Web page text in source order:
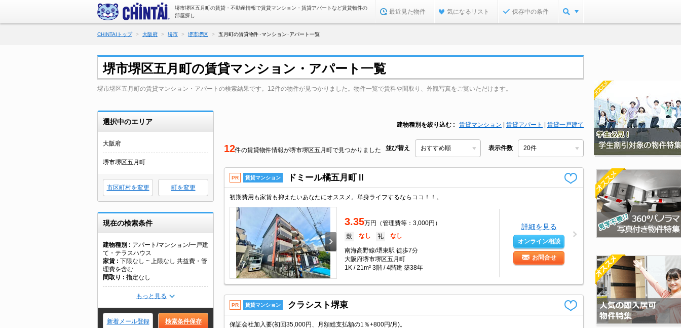
堺市堺区五月町の賃貸・不動産情報で賃貸マンション・賃貸アパートなど賃貸物件の
部屋探し
最近見た物件 気になるリスト 保存中の条件
CHINTAIトップ 大阪府 堺市 堺市堺区 五月町の賃貸物件･マンション･アパート一覧
堺市堺区五月町の賃貸マンション・アパート一覧
堺市堺区五月町の賃貸マンション・アパートの検索結果です。12件の物件が見つかりました。物件一覧で賃料や間取り、外観写真をご覧いただけます。
選択中のエリア
大阪府
堺市堺区五月町
市区町村を変更 町を変更
現在の検索条件
建物種別
アパート/マンション/一戸建
て・テラスハウス
家賃
下限なし ~ 上限なし 共益費・管
理費を含む
間取り
指定なし
もっと見る
新着メール登録 検索条件保存
建物種別を絞り込む 賃貸マンション 賃貸アパート 賃貸一戸建て
12件の賃貸物件情報が堺市堺区五月町で見つかりました 並び替え 表示件数
PR 賃貸マンション ドミール橘五月町Ⅱ
初期費用も家賃も抑えたいあなたにオススメ。単身ライフするならココ！！。
3.35万円（管理費等：3,000円）
敷 なし 礼 なし
南海高野線/堺東駅 徒歩7分
大阪府堺市堺区五月町
1K / 21m² 3階 / 4階建 築38年
詳細を見る
オンライン相談
お問合せ
PR 賃貸マンション クラシスト堺東
保証会社加入要(初回35,000円、月額総支払額の1％+800円/月)。